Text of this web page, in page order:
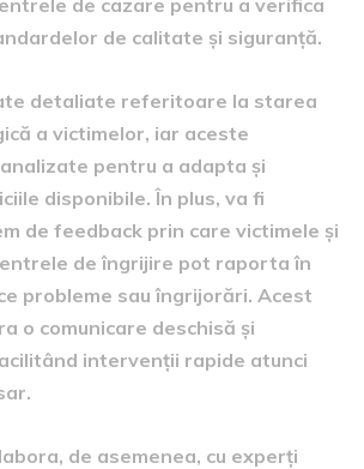
de cazare pentru a verifica
de calitate și siguranță.
detaliate referitoare la starea
a victimelor, iar aceste
pentru a adapta și
disponibile. În plus, va fi
de feedback prin care victimele și
de îngrijire pot raporta în
probleme sau îngrijorări. Acest
o comunicare deschisă și
intervenții rapide atunci
de asemenea, cu experți